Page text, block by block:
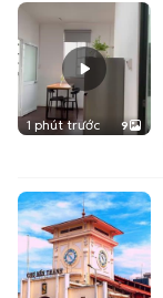
1 phút trước 9